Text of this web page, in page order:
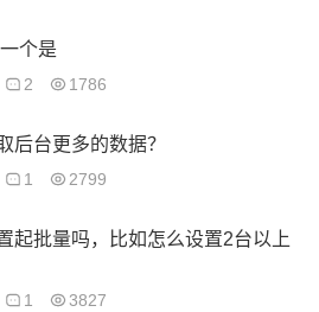
个是
2 1786
后台更多的数据？
1 2799
起批量吗，比如怎么设置2台以上
1 3827